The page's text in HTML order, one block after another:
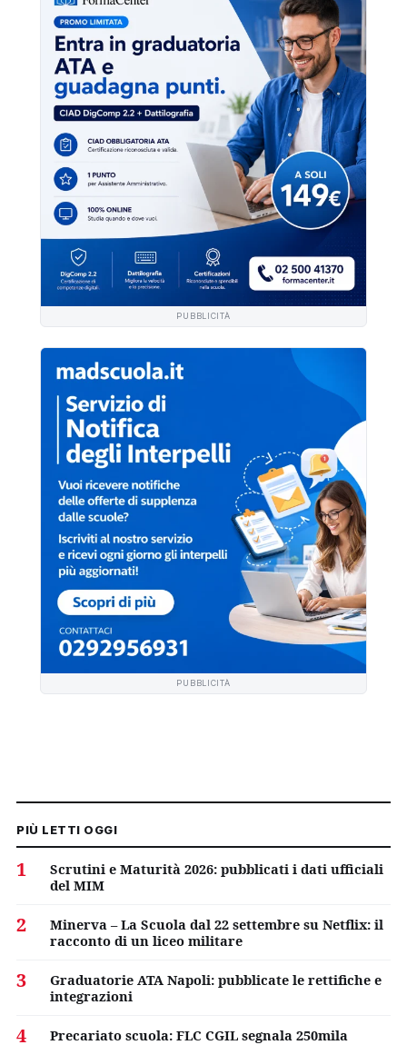
PUBBLICITÀ
PUBBLICITÀ
PIÙ LETTI OGGI
1
Scrutini e Maturità 2026: pubblicati i dati ufficiali
del MIM
2
Minerva – La Scuola dal 22 settembre su Netflix: il
racconto di un liceo militare
3
Graduatorie ATA Napoli: pubblicate le rettifiche e
integrazioni
4
Precariato scuola: FLC CGIL segnala 250mila